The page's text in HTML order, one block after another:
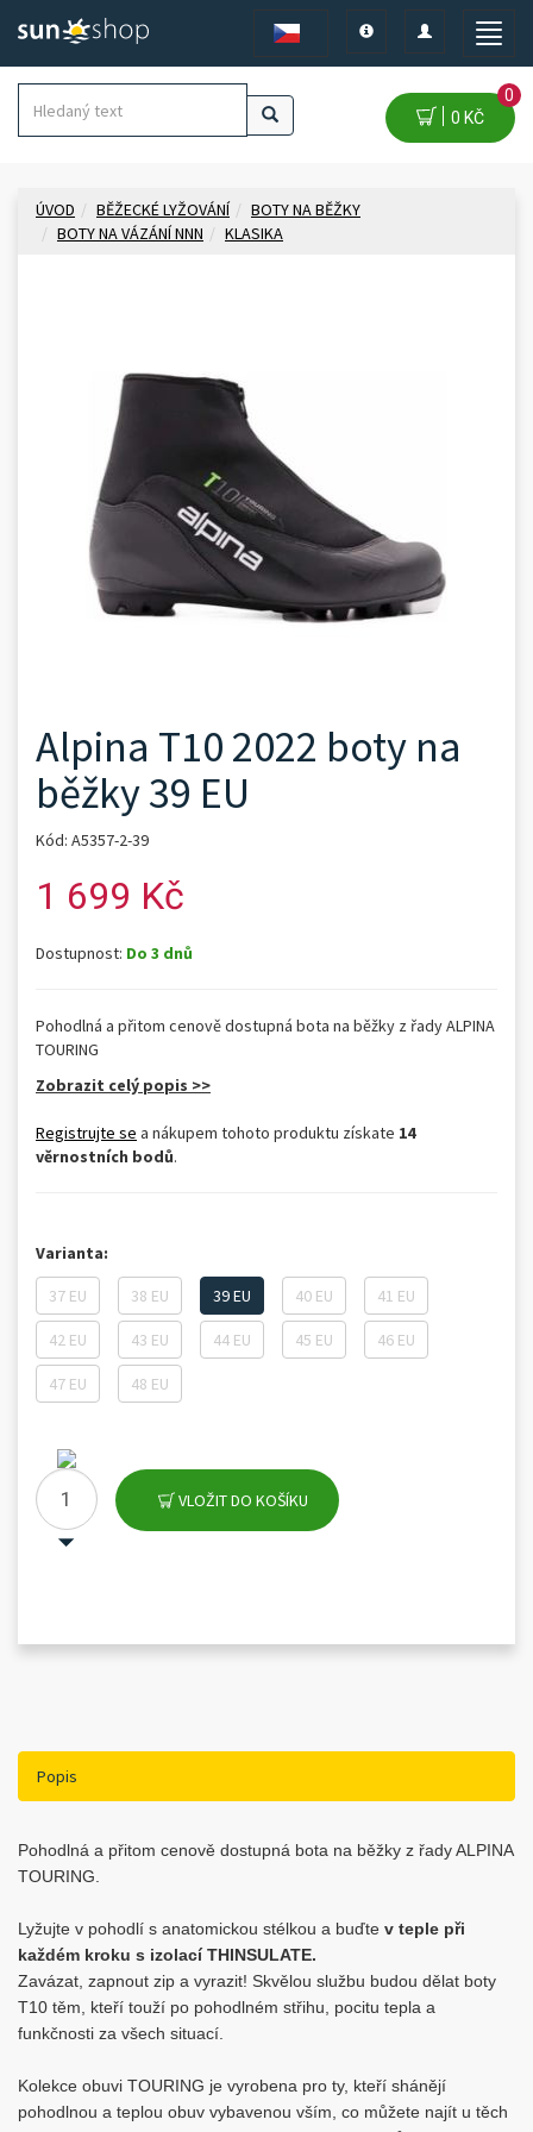
Toggle
Toggle
navigation
Toggle
0 KČ
0
ÚVOD BĚŽECKÉ LYŽOVÁNÍ
BOTY NA BĚŽKY
BOTY NA VÁZÁNÍ NNN
KLASIKA
Alpina T10 2022 boty na
běžky 39 EU
Kód: A5357-2-39
1 699 Kč
Dostupnost: Do 3 dnů
Pohodlná a přitom cenově dostupná bota na běžky z řady ALPINA
TOURING
Zobrazit celý popis >>
Registrujte se a nákupem tohoto produktu získate 14
věrnostních bodů.
Varianta:
37 EU
38 EU 39 EU 40 EU 41 EU
42 EU 43 EU 44 EU 45 EU 46 EU
47 EU 48 EU
VLOŽIT DO KOŠÍKU
Popis
Pohodlná a přitom cenově dostupná bota na běžky z řady ALPINA
TOURING.
Lyžujte v pohodlí s anatomickou stélkou a buďte v teple při
každém kroku s izolací THINSULATE.
Zavázat, zapnout zip a vyrazit! Skvělou službu budou dělat boty
T10 těm, kteří touží po pohodlném střihu, pocitu tepla a
funkčnosti za všech situací.
Kolekce obuvi TOURING je vyrobena pro ty, kteří shánějí
pohodlnou a teplou obuv vybavenou vším, co můžete najít u těch